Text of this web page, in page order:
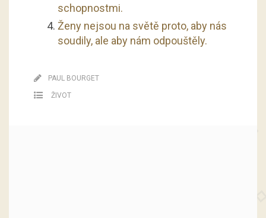
schopnostmi.
Ženy nejsou na světě proto, aby nás
soudily, ale aby nám odpouštěly.
PAUL BOURGET
ŽIVOT